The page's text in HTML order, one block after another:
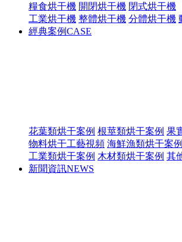
糧食烘干機 開閉烘干機 閉式烘干機
工業烘干機 整體烘干機 分體烘干機
經典案例CASE
花葉類烘干案例 根莖類烘干案例 果
物料烘干工藝視頻 海鮮漁類烘干案例
工業類烘干案例 木材類烘干案例 其
新聞資訊NEWS